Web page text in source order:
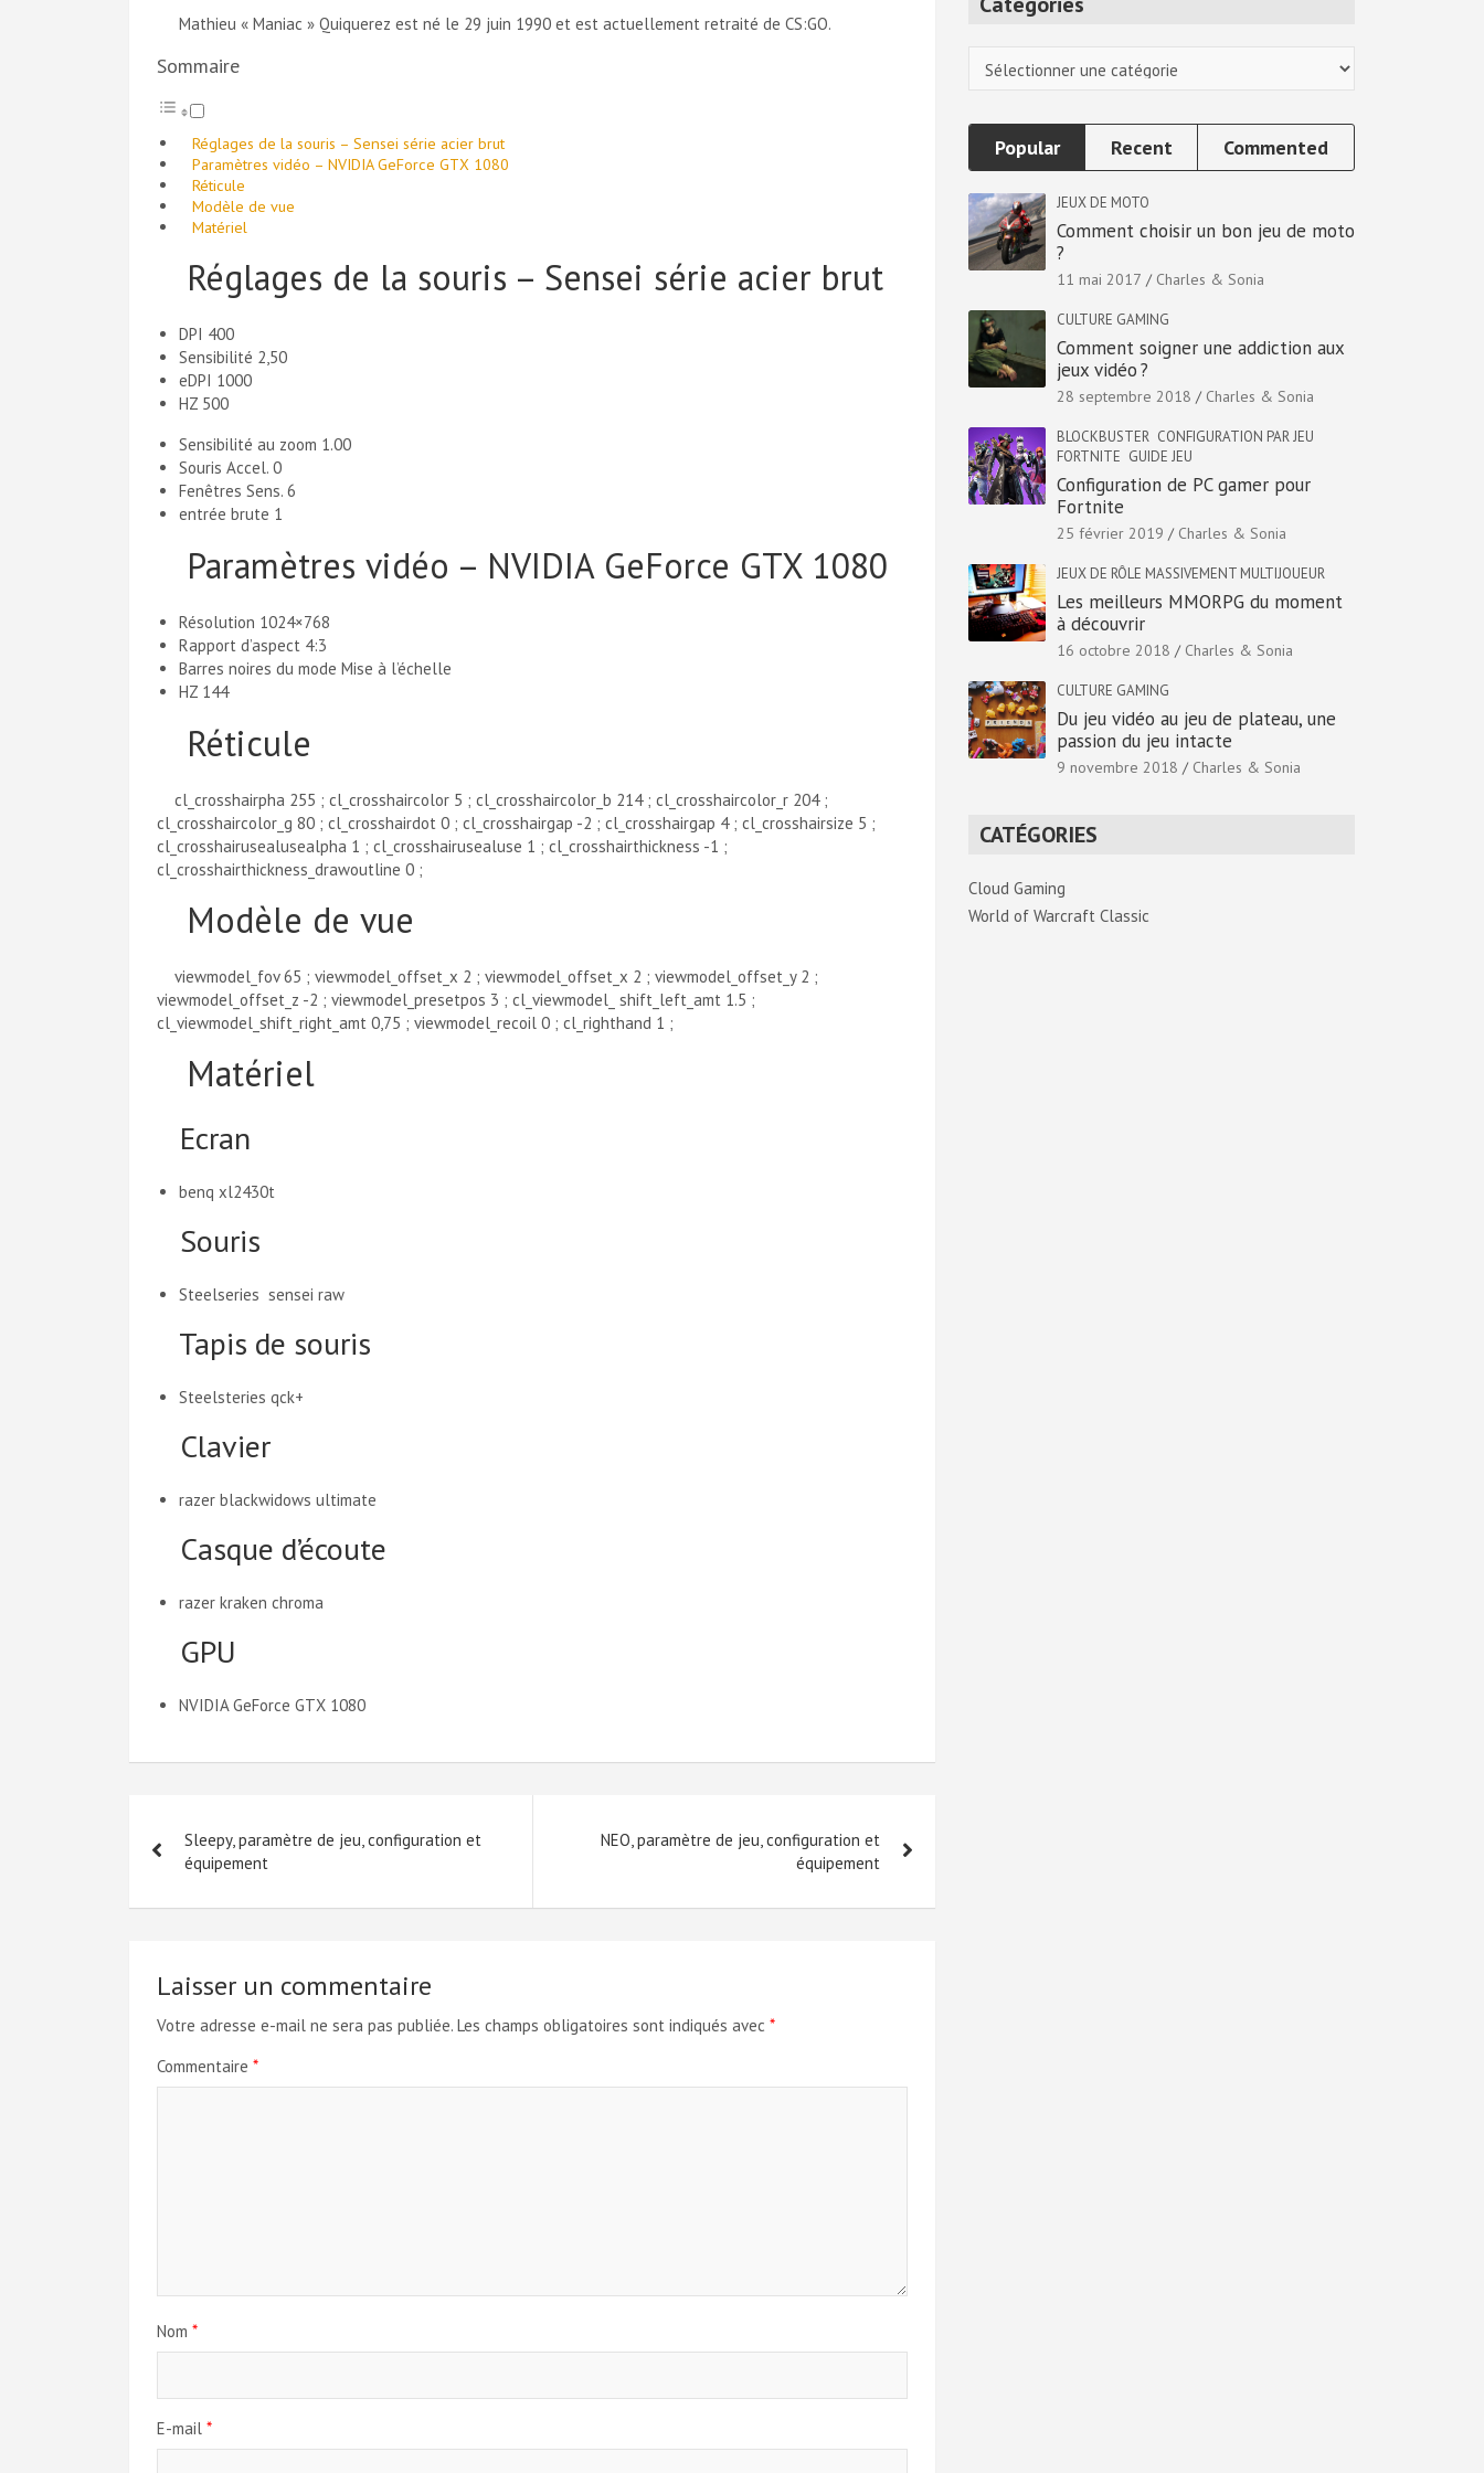
Mathieu « Maniac » Quiquerez est né le 29 juin 1990 et est actuellement retraité de CS:GO.
Sommaire
Réglages de la souris – Sensei série acier brut
Paramètres vidéo – NVIDIA GeForce GTX 1080
Réticule
Modèle de vue
Matériel
Réglages de la souris – Sensei série acier brut
DPI 400
Sensibilité 2,50
eDPI 1000
HZ 500
Sensibilité au zoom 1.00
Souris Accel. 0
Fenêtres Sens. 6
entrée brute 1
Paramètres vidéo – NVIDIA GeForce GTX 1080
Résolution 1024×768
Rapport d’aspect 4:3
Barres noires du mode Mise à l’échelle
HZ 144
Réticule
cl_crosshairpha 255 ; cl_crosshaircolor 5 ; cl_crosshaircolor_b 214 ; cl_crosshaircolor_r 204 ;
cl_crosshaircolor_g 80 ; cl_crosshairdot 0 ; cl_crosshairgap -2 ; cl_crosshairgap 4 ; cl_crosshairsize 5 ;
cl_crosshairusealusealpha 1 ; cl_crosshairusealuse 1 ; cl_crosshairthickness -1 ;
cl_crosshairthickness_drawoutline 0 ;
Modèle de vue
viewmodel_fov 65 ; viewmodel_offset_x 2 ; viewmodel_offset_x 2 ; viewmodel_offset_y 2 ;
viewmodel_offset_z -2 ; viewmodel_presetpos 3 ; cl_viewmodel_ shift_left_amt 1.5 ;
cl_viewmodel_shift_right_amt 0,75 ; viewmodel_recoil 0 ; cl_righthand 1 ;
Matériel
Ecran
benq xl2430t
Souris
Steelseries sensei raw
Tapis de souris
Steelsteries qck+
Clavier
razer blackwidows ultimate
Casque d’écoute
razer kraken chroma
GPU
NVIDIA GeForce GTX 1080
de
l’article
Sleepy, paramètre de jeu, configuration et
équipement
NEO, paramètre de jeu, configuration et
équipement
Laisser un commentaire
Votre adresse e-mail ne sera pas publiée. Les champs obligatoires sont indiqués avec *
Commentaire *
Nom *
E-mail *
Popular Recent Commented
JEUX DE MOTO
Comment choisir un bon jeu de moto
?
11 mai 2017 Charles & Sonia
CULTURE GAMING
Comment soigner une addiction aux
jeux vidéo ?
28 septembre 2018 Charles & Sonia
BLOCKBUSTER CONFIGURATION PAR JEU
FORTNITE GUIDE JEU
Configuration de PC gamer pour
Fortnite
25 février 2019 Charles & Sonia
JEUX DE RÔLE MASSIVEMENT MULTIJOUEUR
Les meilleurs MMORPG du moment
à découvrir
16 octobre 2018 Charles & Sonia
CULTURE GAMING
Du jeu vidéo au jeu de plateau, une
passion du jeu intacte
9 novembre 2018 Charles & Sonia
CATÉGORIES
Cloud Gaming
World of Warcraft Classic